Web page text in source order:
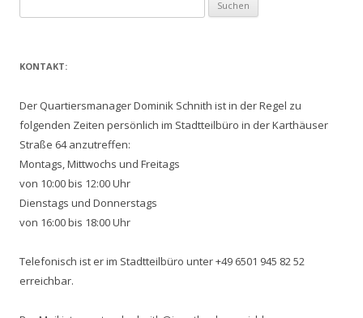
nach:
KONTAKT:
Der Quartiersmanager Dominik Schnith ist in der Regel zu
folgenden Zeiten persönlich im Stadtteilbüro in der Karthäuser
Straße 64 anzutreffen:
Montags, Mittwochs und Freitags
von 10:00 bis 12:00 Uhr
Dienstags und Donnerstags
von 16:00 bis 18:00 Uhr
Telefonisch ist er im Stadtteilbüro unter +49 6501 945 82 52
erreichbar.